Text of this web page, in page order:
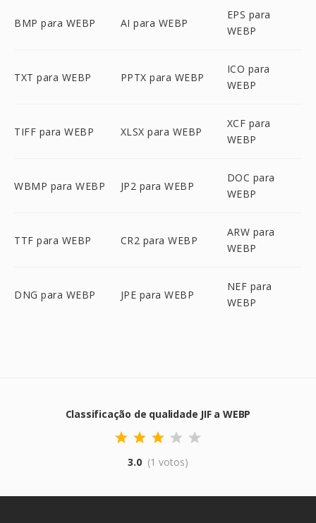
BMP para WEBP AI para WEBP
EPS para
WEBP
TXT para WEBP PPTX para WEBP
ICO para
WEBP
TIFF para WEBP XLSX para WEBP
XCF para
WEBP
WBMP para WEBP JP2 para WEBP
DOC para
WEBP
TTF para WEBP CR2 para WEBP
ARW para
WEBP
DNG para WEBP JPE para WEBP
NEF para
WEBP
Classificação de qualidade JIF a WEBP
3.0 (1 votos)